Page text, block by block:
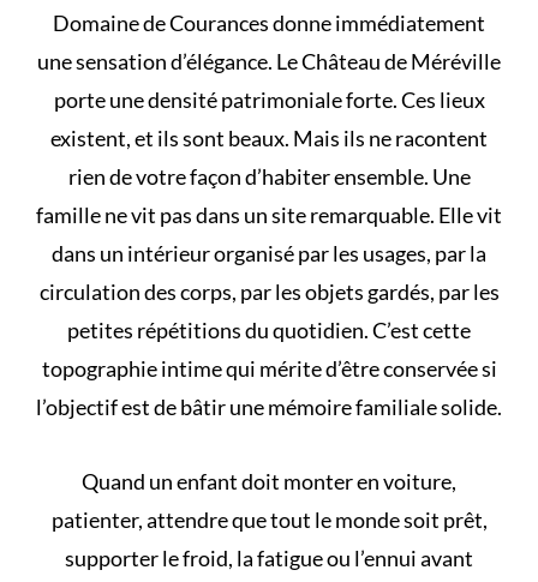
Domaine de Courances donne immédiatement
une sensation d’élégance. Le Château de Méréville
porte une densité patrimoniale forte. Ces lieux
existent, et ils sont beaux. Mais ils ne racontent
rien de votre façon d’habiter ensemble. Une
famille ne vit pas dans un site remarquable. Elle vit
dans un intérieur organisé par les usages, par la
circulation des corps, par les objets gardés, par les
petites répétitions du quotidien. C’est cette
topographie intime qui mérite d’être conservée si
l’objectif est de bâtir une mémoire familiale solide.
Quand un enfant doit monter en voiture,
patienter, attendre que tout le monde soit prêt,
supporter le froid, la fatigue ou l’ennui avant